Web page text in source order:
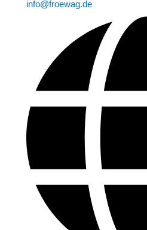
info@froewag.de